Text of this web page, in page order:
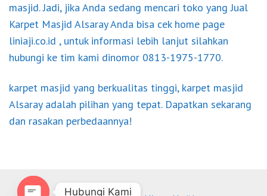
masjid. Jadi, jika Anda sedang mencari toko yang Jual
Karpet Masjid Alsaray Anda bisa cek home page
liniaji.co.id , untuk informasi lebih lanjut silahkan
hubungi ke tim kami dinomor 0813-1975-1770.
karpet masjid yang berkualitas tinggi, karpet masjid
Alsaray adalah pilihan yang tepat. Dapatkan sekarang
dan rasakan perbedaannya!
Hubungi Kami